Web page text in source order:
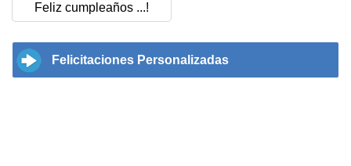
Feliz cumpleaños ...!
Felicitaciones Personalizadas